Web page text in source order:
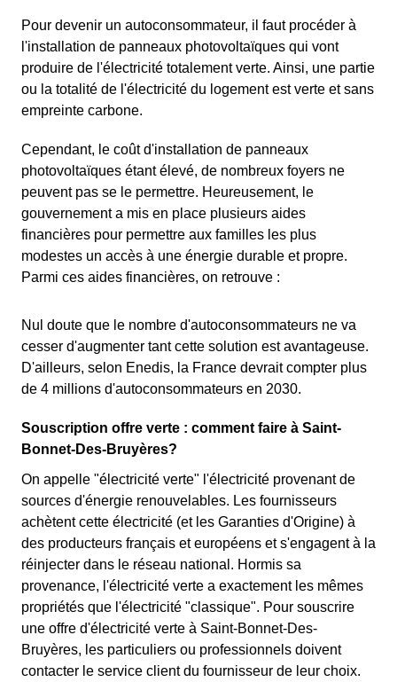
Pour devenir un autoconsommateur, il faut procéder à
l'installation de panneaux photovoltaïques qui vont
produire de l'électricité totalement verte. Ainsi, une partie
ou la totalité de l'électricité du logement est verte et sans
empreinte carbone.
Cependant, le coût d'installation de panneaux
photovoltaïques étant élevé, de nombreux foyers ne
peuvent pas se le permettre. Heureusement, le
gouvernement a mis en place plusieurs aides
financières pour permettre aux familles les plus
modestes un accès à une énergie durable et propre.
Parmi ces aides financières, on retrouve :
Nul doute que le nombre d'autoconsommateurs ne va
cesser d'augmenter tant cette solution est avantageuse.
D'ailleurs, selon Enedis, la France devrait compter plus
de 4 millions d'autoconsommateurs en 2030.
Souscription offre verte : comment faire à Saint-
Bonnet-Des-Bruyères?
On appelle "électricité verte" l'électricité provenant de
sources d'énergie renouvelables. Les fournisseurs
achètent cette électricité (et les Garanties d'Origine) à
des producteurs français et européens et s'engagent à la
réinjecter dans le réseau national. Hormis sa
provenance, l'électricité verte a exactement les mêmes
propriétés que l'électricité "classique". Pour souscrire
une offre d'électricité verte à Saint-Bonnet-Des-
Bruyères, les particuliers ou professionnels doivent
contacter le service client du fournisseur de leur choix.